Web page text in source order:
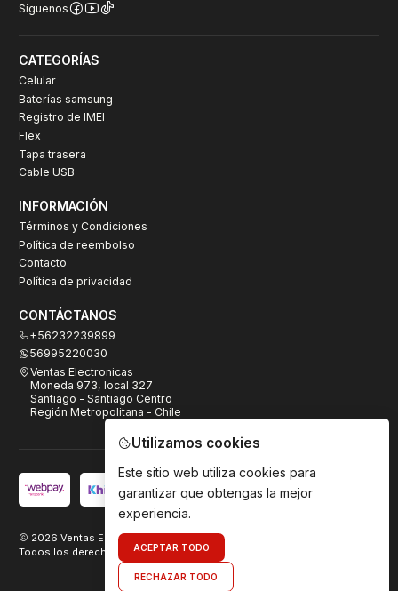
Síguenos
CATEGORÍAS
Celular
Baterías samsung
Registro de IMEI
Flex
Tapa trasera
Cable USB
INFORMACIÓN
Términos y Condiciones
Política de reembolso
Contacto
Política de privacidad
CONTÁCTANOS
+56232239899
56995220030
Ventas Electronicas
Moneda 973, local 327
Santiago - Santiago Centro
Región Metropolitana - Chile
2026 Ventas Electrónicas.
Todos los derechos reservados. Desarrollado por
Utilizamos cookies
Este sitio web utiliza cookies para
garantizar que obtengas la mejor
experiencia.
ACEPTAR TODO
RECHAZAR TODO